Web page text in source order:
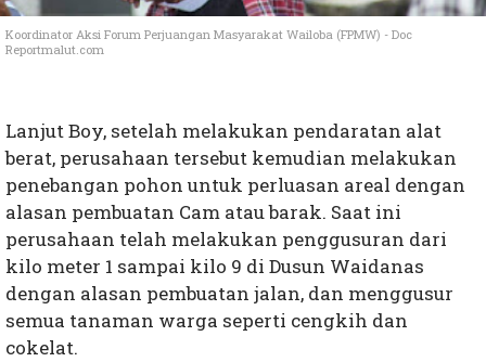
Koordinator Aksi Forum Perjuangan Masyarakat Wailoba (FPMW) - Doc
Reportmalut.com
Lanjut Boy, setelah melakukan pendaratan alat
berat, perusahaan tersebut kemudian melakukan
penebangan pohon untuk perluasan areal dengan
alasan pembuatan Cam atau barak. Saat ini
perusahaan telah melakukan penggusuran dari
kilo meter 1 sampai kilo 9 di Dusun Waidanas
dengan alasan pembuatan jalan, dan menggusur
semua tanaman warga seperti cengkih dan
cokelat.